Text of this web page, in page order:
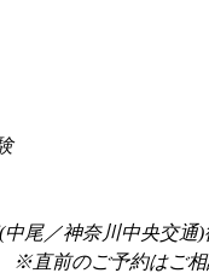
尾／神奈川中央交通)
※直前のご予約はご